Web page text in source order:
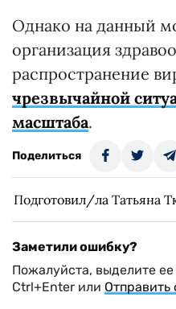
Однако на данный
организация
распространение
чрезвычайной
масштаба.
Поделиться
Подготовил/ла Татьяна
Заметили ошибку?
Пожалуйста, выделите
Ctrl+Enter или Отправить